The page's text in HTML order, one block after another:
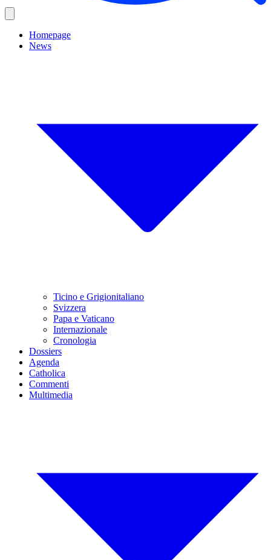
Homepage
News
Ticino e Grigionitaliano
Svizzera
Papa e Vaticano
Internazionale
Cronologia
Dossiers
Agenda
Catholica
Commenti
Multimedia